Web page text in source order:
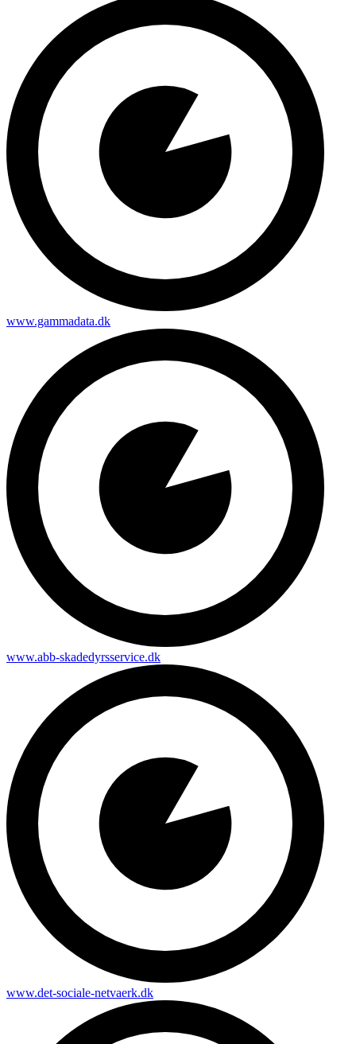
www.gammadata.dk
www.abb-skadedyrsservice.dk
www.det-sociale-netvaerk.dk